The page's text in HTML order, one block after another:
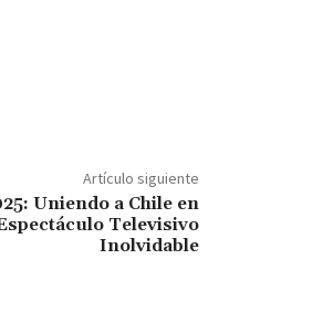
Artículo siguiente
Uniendo a Chile en
Televisivo
Inolvidable